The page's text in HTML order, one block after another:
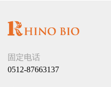
固定电话
0512-87663137